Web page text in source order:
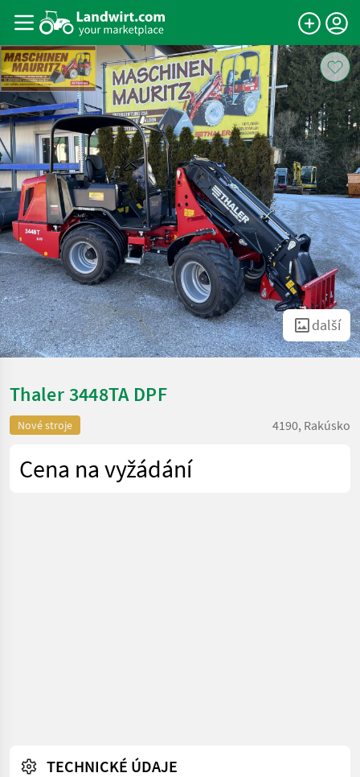
další
Thaler 3448TA DPF
Nové stroje 4190, Rakúsko
Cena na vyžádání
TECHNICKÉ ÚDAJE